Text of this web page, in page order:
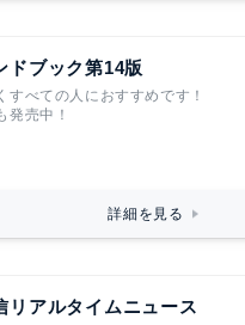
ドブック第14版
すべての人におすすめです！
発売中！
詳細を見る
リアルタイムニュース